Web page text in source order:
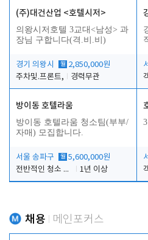
(주)대건산업 <호텔시저>
의왕시저호텔 3교대<남성> 과
장님 구합니다(격.비.비)
경기 의왕시 월 2,850,000원
주차및.프론트,
경력무관
방이동 호텔라움
방이동 호텔라움 청소팀(부부/
자매) 모집합니다.
서울 송파구 월 5,600,000원
전반적인 청소 업무(객실청소.객실정리)
1년 이상
채용 메인포커스